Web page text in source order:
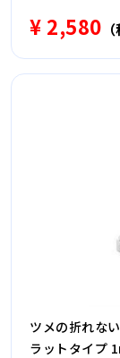
¥ 2,580
ツメの折れな
ラットタイプ